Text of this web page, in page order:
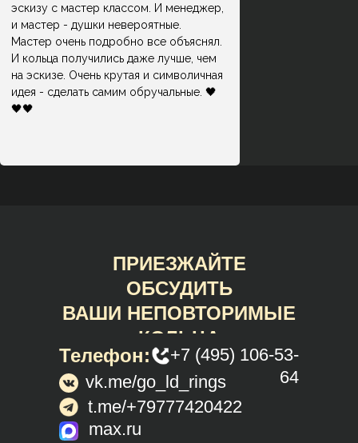
эскизу с мастер классом. И менеджер,
и мастер - душки невероятные.
Мастер очень подробно все объяснял.
И кольца получились даже лучше, чем
на эскизе. Очень крутая и символичная
идея - сделать самим обручальные. 🖤
🖤🖤
ПРИЕЗЖАЙТЕ
ОБСУДИТЬ
ВАШИ НЕПОВТОРИМЫЕ
КОЛЬЦА
Телефон:
+7 (495) 106-53-
64
vk.me/go_ld_rings
t.me/+79777420422
max.ru